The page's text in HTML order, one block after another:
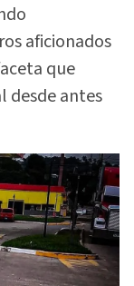
aficionados
que
desde antes